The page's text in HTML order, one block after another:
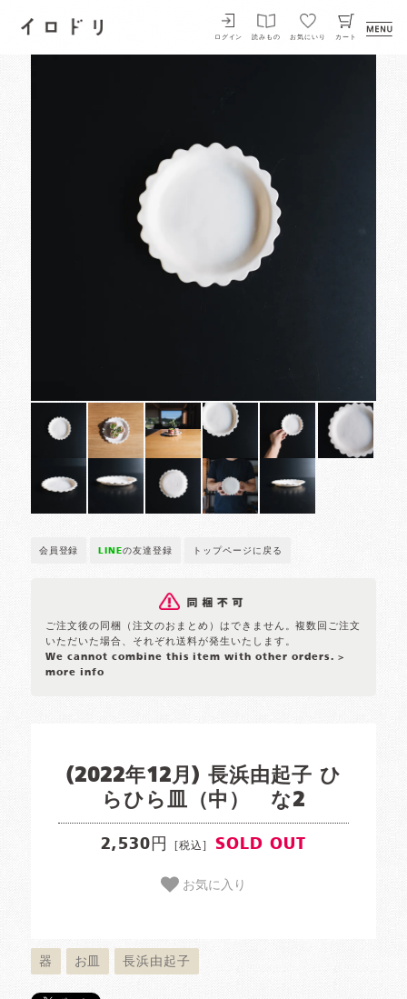
イロドリ
ログイン 読みもの お気にいり カート
会員登録 LINEの友達登録 トップページに戻る
ご注文後の同梱（注文のおまとめ）はできません。複数回ご注文
いただいた場合、それぞれ送料が発生いたします。
We cannot combine this item with other orders. >
more info
(2022年12月) 長浜由起子 ひ
らひら皿（中） な2
2,530円 [税込] SOLD OUT
お気に入り
器 お皿 長浜由起子